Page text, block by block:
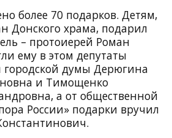
более 70 подарков. Детям,
Донского храма, подарил
– протоиерей Роман
ему в этом депутаты
городской думы Дерюгина
и Тимощенко
а от общественной
России» подарки вручил